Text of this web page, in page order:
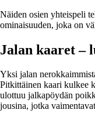
Näiden osien yhteispeli
ominaisuuden, joka on
Jalan kaaret –
Yksi jalan
Pitkittäinen kaari kulkee
ulottuu jalkapöydän
jousina, jotka